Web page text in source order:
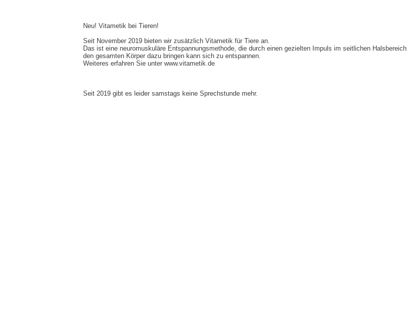
Neu! Vitametik bei Tieren!
Seit November 2019 bieten wir zusätzlich Vitametik für Tiere an.
Das ist eine neuromuskuläre Entspannungsmethode, die durch einen gezielten Impuls im seitlichen Halsbereich,
den gesamten Körper dazu bringen kann sich zu entspannen.
Weiteres erfahren Sie unter www.vitametik.de
Seit 2019 gibt es leider samstags keine Sprechstunde mehr.